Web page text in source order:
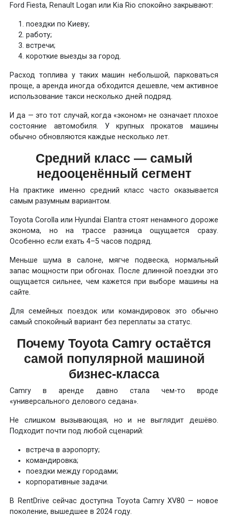
Ford Fiesta, Renault Logan или Kia Rio спокойно закрывают:
поездки по Киеву;
работу;
встречи;
короткие выезды за город.
Расход топлива у таких машин небольшой, парковаться
проще, а аренда иногда обходится дешевле, чем активное
использование такси несколько дней подряд.
И да — это тот случай, когда «эконом» не означает плохое
состояние автомобиля. У крупных прокатов машины
обычно обновляются каждые несколько лет.
Средний класс — самый
недооценённый сегмент
На практике именно средний класс часто оказывается
самым разумным вариантом.
Toyota Corolla или Hyundai Elantra стоят ненамного дороже
эконома, но на трассе разница ощущается сразу.
Особенно если ехать 4–5 часов подряд.
Меньше шума в салоне, мягче подвеска, нормальный
запас мощности при обгонах. После длинной поездки это
ощущается сильнее, чем кажется при выборе машины на
сайте.
Для семейных поездок или командировок это обычно
самый спокойный вариант без переплаты за статус.
Почему Toyota Camry остаётся
самой популярной машиной
бизнес-класса
Camry в аренде давно стала чем-то вроде
«универсального делового седана».
Не слишком вызывающая, но и не выглядит дешёво.
Подходит почти под любой сценарий:
встреча в аэропорту;
командировка;
поездки между городами;
корпоративные задачи.
В RentDrive сейчас доступна Toyota Camry XV80 — новое
поколение, вышедшее в 2024 году.